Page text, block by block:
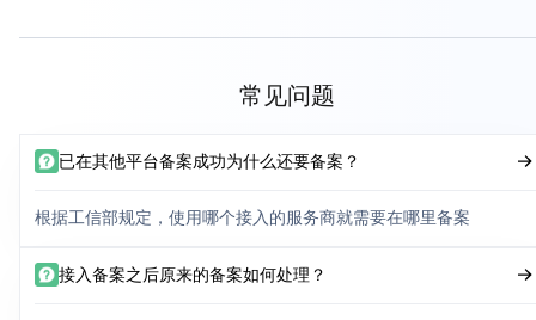
常见问题
已在其他平台备案成功为什么还要备案？
根据工信部规定，使用哪个接入的服务商就需要在哪里备案
接入备案之后原来的备案如何处理？